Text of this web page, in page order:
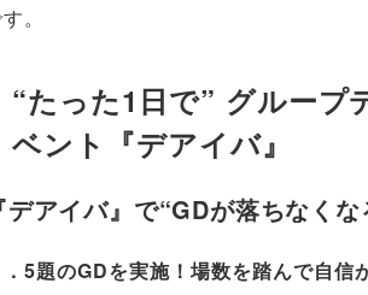
。
“たった1日で” グループ
ベント『デアイバ』
デアイバ』で“GDが落ちなく
．5題のGDを実施！場数を踏んで自信